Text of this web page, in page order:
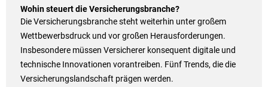
Wohin steuert die Versicherungsbranche?
Die Versicherungsbranche steht weiterhin unter großem
Wettbewerbsdruck und vor großen Herausforderungen.
Insbesondere müssen Versicherer konsequent digitale und
technische Innovationen vorantreiben. Fünf Trends, die die
Versicherungslandschaft prägen werden.